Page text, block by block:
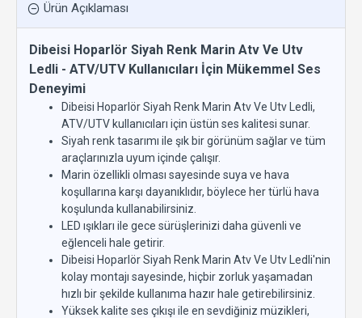
Ürün Açıklaması
Dibeisi Hoparlör Siyah Renk Marin Atv Ve Utv
Ledli - ATV/UTV Kullanıcıları İçin Mükemmel Ses
Deneyimi
Dibeisi Hoparlör Siyah Renk Marin Atv Ve Utv Ledli,
ATV/UTV kullanıcıları için üstün ses kalitesi sunar.
Siyah renk tasarımı ile şık bir görünüm sağlar ve tüm
araçlarınızla uyum içinde çalışır.
Marin özellikli olması sayesinde suya ve hava
koşullarına karşı dayanıklıdır, böylece her türlü hava
koşulunda kullanabilirsiniz.
LED ışıkları ile gece sürüşlerinizi daha güvenli ve
eğlenceli hale getirir.
Dibeisi Hoparlör Siyah Renk Marin Atv Ve Utv Ledli'nin
kolay montajı sayesinde, hiçbir zorluk yaşamadan
hızlı bir şekilde kullanıma hazır hale getirebilirsiniz.
Yüksek kalite ses çıkışı ile en sevdiğiniz müzikleri,